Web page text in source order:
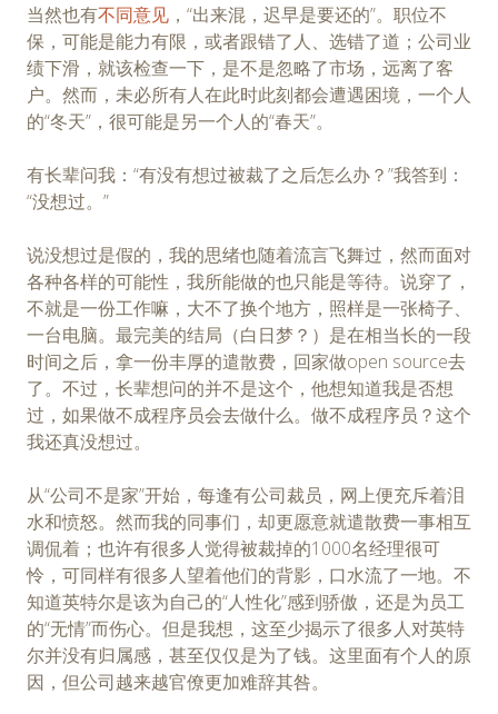
当然也有不同意见 ，“出来混，迟早是要还的”。职位不
保，可能是能力有限，或者跟错了人、选错了道；公司业
绩下滑，就该检查一下，是不是忽略了市场，远离了客
户。然而，未必所有人在此时此刻都会遭遇困境，一个人
的“冬天”，很可能是另一个人的“春天”。
有长辈问我：“有没有想过被裁了之后怎么办？”我答到：
“没想过。”
说没想过是假的，我的思绪也随着流言飞舞过，然而面对
各种各样的可能性，我所能做的也只能是等待。说穿了，
不就是一份工作嘛，大不了换个地方，照样是一张椅子、
一台电脑。最完美的结局（白日梦？）是在相当长的一段
时间之后，拿一份丰厚的遣散费，回家做open source去
了。不过，长辈想问的并不是这个，他想知道我是否想
过，如果做不成程序员会去做什么。做不成程序员？这个
我还真没想过。
从“公司不是家”开始，每逢有公司裁员，网上便充斥着泪
水和愤怒。然而我的同事们，却更愿意就遣散费一事相互
调侃着；也许有很多人觉得被裁掉的1000名经理很可
怜，可同样有很多人望着他们的背影，口水流了一地。不
知道英特尔是该为自己的“人性化”感到骄傲，还是为员工
的“无情”而伤心。但是我想，这至少揭示了很多人对英特
尔并没有归属感，甚至仅仅是为了钱。这里面有个人的原
因，但公司越来越官僚更加难辞其咎。